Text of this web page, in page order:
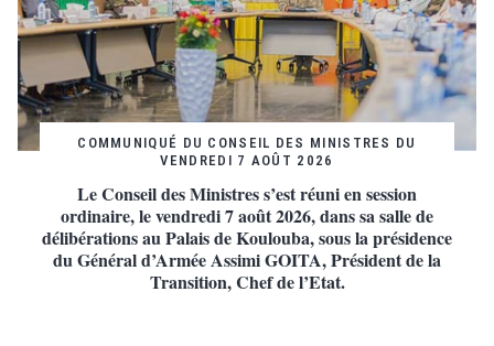
COMMUNIQUÉ DU CONSEIL DES MINISTRES DU
VENDREDI 7 AOÛT 2026
Le Conseil des Ministres s’est réuni en session
ordinaire, le vendredi 7 août 2026, dans sa salle de
délibérations au Palais de Koulouba, sous la présidence
du Général d’Armée Assimi GOITA, Président de la
Transition, Chef de l’Etat.